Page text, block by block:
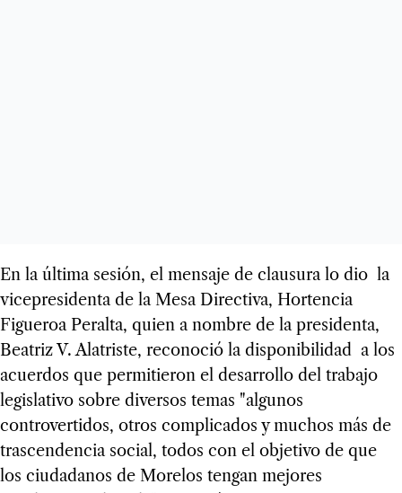
En la última sesión, el mensaje de clausura lo dio la
vicepresidenta de la Mesa Directiva, Hortencia
Figueroa Peralta, quien a nombre de la presidenta,
Beatriz V. Alatriste, reconoció la disponibilidad a los
acuerdos que permitieron el desarrollo del trabajo
legislativo sobre diversos temas "algunos
controvertidos, otros complicados y muchos más de
trascendencia social, todos con el objetivo de que
los ciudadanos de Morelos tengan mejores